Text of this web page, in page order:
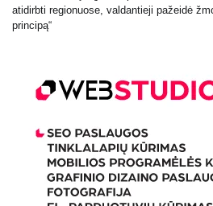
atidirbti regionuose, valdantieji pažeidė
principą“